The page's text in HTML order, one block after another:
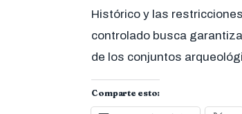
Histórico y las
controlado busca
de los conjuntos
Comparte esto: